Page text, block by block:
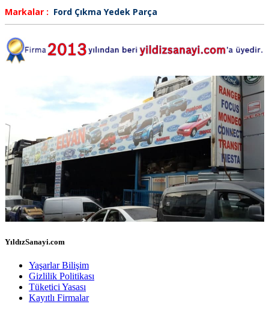
Markalar : Ford Çıkma Yedek Parça
YıldızSanayi.com
Yaşarlar Bilişim
Gizlilik Politikası
Tüketici Yasası
Kayıtlı Firmalar